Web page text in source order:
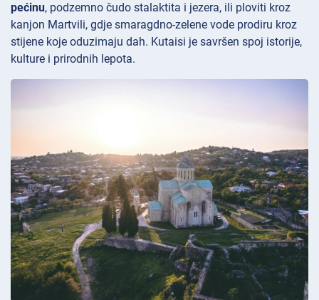
pećinu, podzemno čudo stalaktita i jezera, ili ploviti kroz
kanjon Martvili, gdje smaragdno-zelene vode prodiru kroz
stijene koje oduzimaju dah. Kutaisi je savršen spoj istorije,
kulture i prirodnih lepota.